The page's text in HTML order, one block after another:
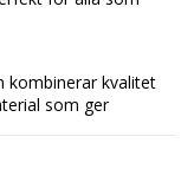
kombinerar kvalitet
som ger